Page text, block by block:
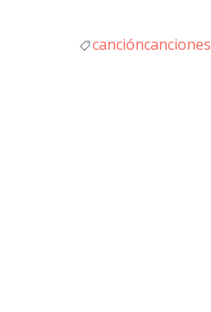
cancióncanciones